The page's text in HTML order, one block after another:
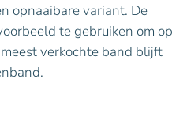
opnaaibare variant. De
te gebruiken om op
verkochte band blijft